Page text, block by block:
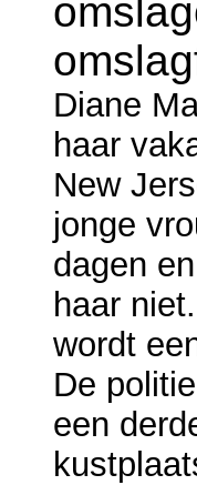
Diane
haar
New
jonge
dagen
haar
wordt
De
een